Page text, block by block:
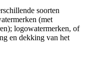
soorten
(met
logowatermerken, of
en dekking van het